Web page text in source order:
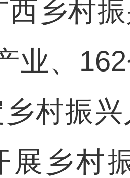
西乡村
业、
村振
展乡村